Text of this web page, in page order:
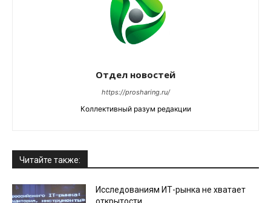
Отдел новостей
https://prosharing.ru/
Коллективный разум редакции
Читайте также:
Исследованиям ИТ-рынка не хватает